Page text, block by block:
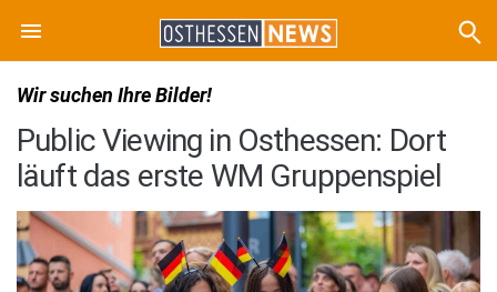
Wir suchen Ihre Bilder!
Public Viewing in Osthessen: Dort
läuft das erste WM Gruppenspiel